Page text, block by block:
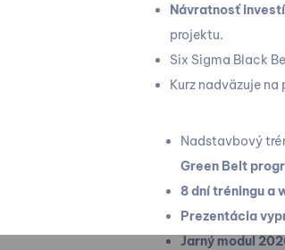
Návratnosť
projektu.
Six Sigma Black
Kurz nadväzuje na
Nadstavbový
Green Belt
8 dní tréningu a
Prezentácia
Jarný modul